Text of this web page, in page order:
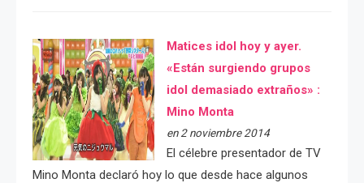
Matices idol hoy y ayer.
«Están surgiendo grupos
idol demasiado extraños» :
Mino Monta
en 2 noviembre 2014
El célebre presentador de TV
Mino Monta declaró hoy lo que desde hace algunos